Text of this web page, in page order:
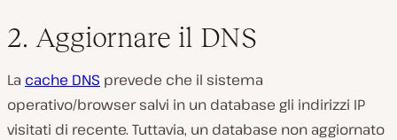
2. Aggiornare il DNS
La cache DNS prevede che il sistema
operativo/browser salvi in un database gli indirizzi IP
visitati di recente. Tuttavia, un database non aggiornato